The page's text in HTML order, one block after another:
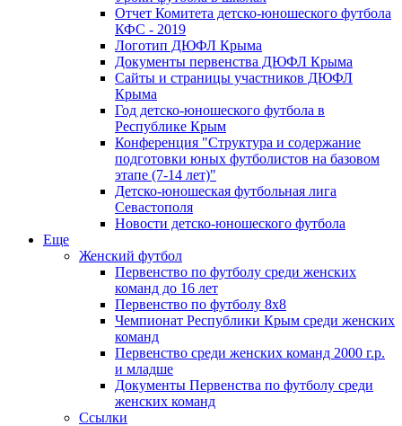
Отчет Комитета детско-юношеского футбола
КФС - 2019
Логотип ДЮФЛ Крыма
Документы первенства ДЮФЛ Крыма
Сайты и страницы участников ДЮФЛ
Крыма
Год детско-юношеского футбола в
Республике Крым
Конференция "Структура и содержание
подготовки юных футболистов на базовом
этапе (7-14 лет)"
Детско-юношеская футбольная лига
Севастополя
Новости детско-юношеского футбола
Еще
Женский футбол
Первенство по футболу среди женских
команд до 16 лет
Первенство по футболу 8х8
Чемпионат Республики Крым среди женских
команд
Первенство среди женских команд 2000 г.р.
и младше
Документы Первенства по футболу среди
женских команд
Ссылки